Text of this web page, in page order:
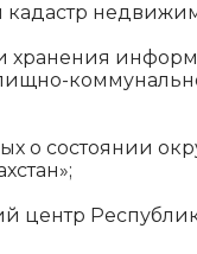
хранения
о состоянии
центр